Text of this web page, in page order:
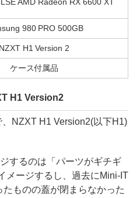
AMD Radeon RX 6600 XT
980 PRO 500GB
NZXT H1 Version 2
ケース付属品
H1 Version2
NZXT H1 Version2(以下H1)
するのは「パーツがギチギ
メージするし、過去にMini-IT
ものの蓋が閉まらなかった